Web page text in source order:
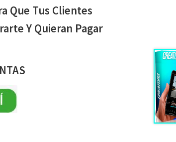
Que Tus Clientes
Y Quieran Pagar